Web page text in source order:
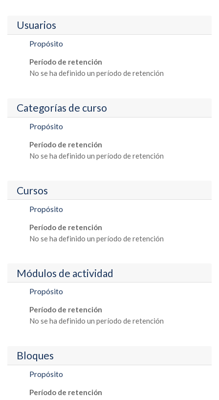
Usuarios
Propósito
Período de retención
No se ha definido un período de retención
Categorías de curso
Propósito
Período de retención
No se ha definido un período de retención
Cursos
Propósito
Período de retención
No se ha definido un período de retención
Módulos de actividad
Propósito
Período de retención
No se ha definido un período de retención
Bloques
Propósito
Período de retención